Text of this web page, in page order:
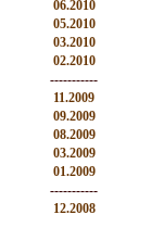
06.2010
05.2010
03.2010
02.2010
-----------
11.2009
09.2009
08.2009
03.2009
01.2009
-----------
12.2008